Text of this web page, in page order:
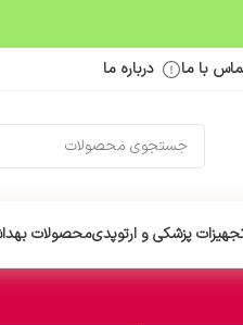
با ما درباره ما
پزشکی و ارتوپدیمحصولات